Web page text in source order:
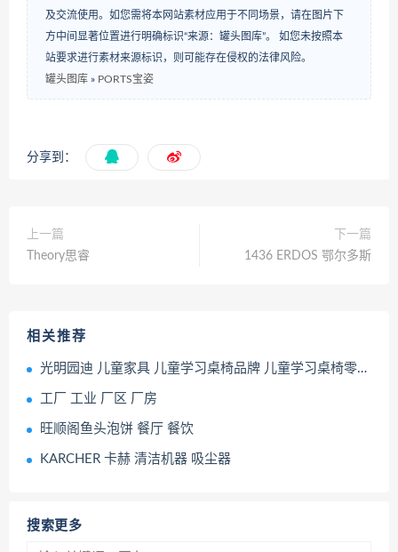
及交流使用。如您需将本网站素材应用于不同场景，请在图片下
方中间显著位置进行明确标识“来源：罐头图库”。 如您未按照本
站要求进行素材来源标识，则可能存在侵权的法律风险。
罐头图库 » PORTS宝姿
分享到：
上一篇
Theory思睿
下一篇
1436 ERDOS 鄂尔多斯
相关推荐
光明园迪 儿童家具 儿童学习桌椅品牌 儿童学习桌椅零售店
工厂 工业 厂区 厂房
旺顺阁鱼头泡饼 餐厅 餐饮
KARCHER 卡赫 清洁机器 吸尘器
搜索更多